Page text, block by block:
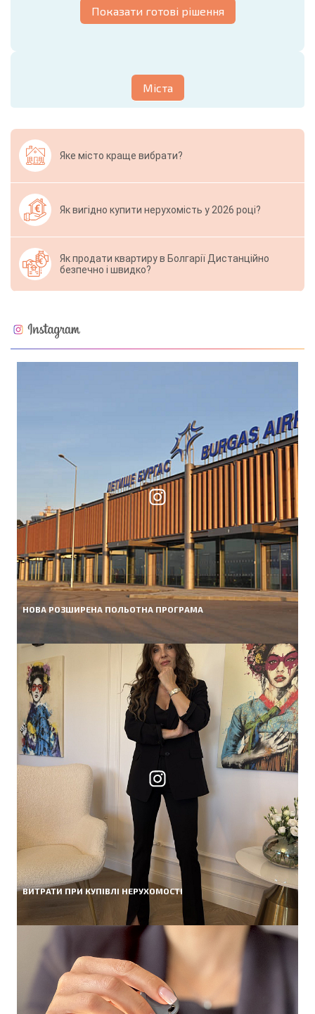
Показати готові рішення
Міста
Яке місто краще вибрати?
Як вигідно купити нерухомість у 2026 році?
Як продати квартиру в Болгарії Дистанційно
безпечно і швидко?
НОВА РОЗШИРЕНА ПОЛЬОТНА ПРОГРАМА
ВИТРАТИ ПРИ КУПІВЛІ НЕРУХОМОСТІ